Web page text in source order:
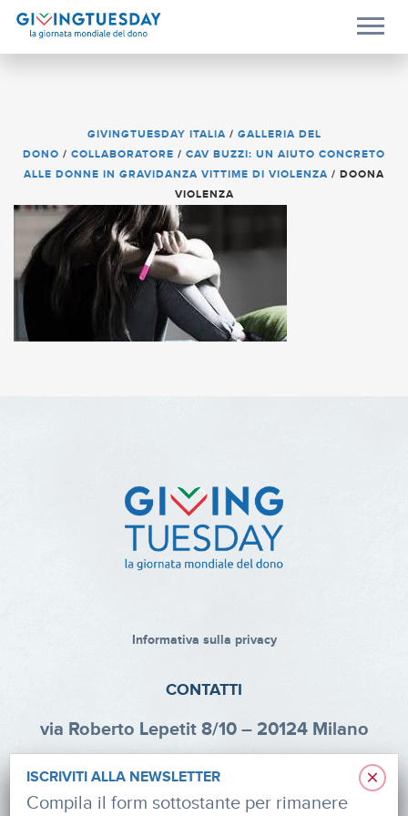
GIVINGTUESDAY ITALIA / GALLERIA DEL
DONO / COLLABORATORE / CAV BUZZI: UN AIUTO CONCRETO
ALLE DONNE IN GRAVIDANZA VITTIME DI VIOLENZA / DOONA
VIOLENZA
Informativa sulla privacy
CONTATTI
via Roberto Lepetit 8/10 – 20124 Milano
Tel: +39 02 47924880
×
ISCRIVITI ALLA NEWSLETTER
Compila il form sottostante per rimanere